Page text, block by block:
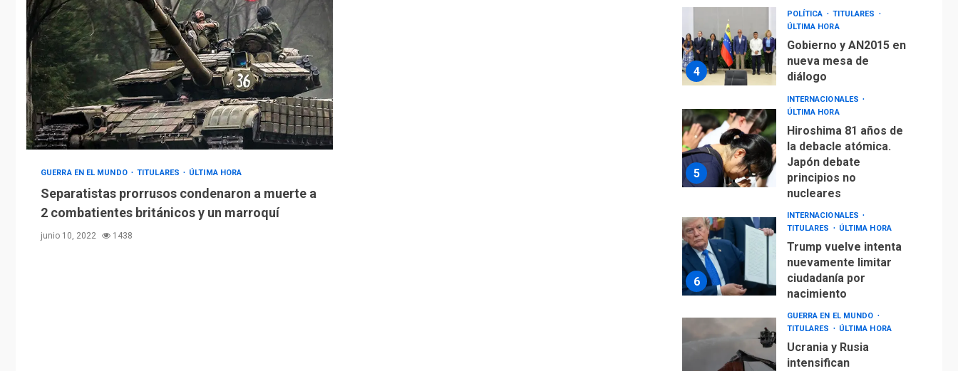
GUERRA EN EL MUNDO TITULARES ÚLTIMA HORA
Separatistas prorrusos condenaron a muerte a
2 combatientes británicos y un marroquí
junio 10, 2022 1438
4
POLÍTICA
TITULARES
ÚLTIMA HORA
Gobierno y AN2015 en
nueva mesa de
diálogo
5
INTERNACIONALES
ÚLTIMA HORA
Hiroshima 81 años de
la debacle atómica.
Japón debate
principios no
nucleares
6
INTERNACIONALES
TITULARES
ÚLTIMA HORA
Trump vuelve intenta
nuevamente limitar
ciudadanía por
nacimiento
GUERRA EN EL MUNDO
TITULARES
ÚLTIMA HORA
Ucrania y Rusia
intensifican